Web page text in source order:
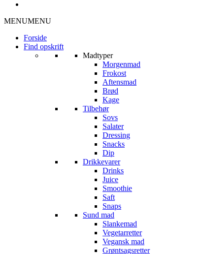
MENUMENU
Forside
Find opskrift
Madtyper
Morgenmad
Frokost
Aftensmad
Brød
Kage
Tilbehør
Sovs
Salater
Dressing
Snacks
Dip
Drikkevarer
Drinks
Juice
Smoothie
Saft
Snaps
Sund mad
Slankemad
Vegetarretter
Vegansk mad
Grøntsagsretter